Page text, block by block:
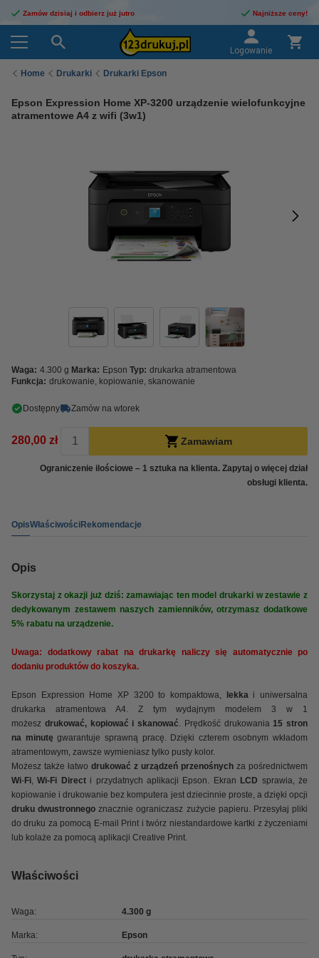
Zamów dzisiaj i odbierz już jutro Najniższe ceny!
Logowanie
Home Drukarki Drukarki Epson
Epson Expression Home XP-3200 urządzenie wielofunkcyjne
atramentowe A4 z wifi (3w1)
Waga: 4.300 g Marka: Epson Typ: drukarka atramentowa
Funkcja: drukowanie, kopiowanie, skanowanie
Dostępny Zamów na wtorek
280,00 zł Zamawiam
Ograniczenie ilościowe – 1 sztuka na klienta. Zapytaj o więcej dział
obsługi klienta.
OpisWłaściwościRekomendacje
Opis
Skorzystaj z okazji już dziś: zamawiając ten model drukarki w zestawie z
dedykowanym zestawem naszych zamienników, otrzymasz dodatkowe
5% rabatu na urządzenie.
Uwaga: dodatkowy rabat na drukarkę naliczy się automatycznie po
dodaniu produktów do koszyka.
Epson Expression Home XP 3200 to kompaktowa, lekka i uniwersalna
drukarka atramentowa A4. Z tym wydajnym modelem 3 w 1
możesz drukować, kopiować i skanować. Prędkość drukowania15 stron
na minutęgwarantuje sprawną pracę. Dzięki czterem osobnym wkładom
atramentowym, zawsze wymieniasz tylko pusty kolor.
Możesz także łatwo drukować z urządzeń przenośnych za pośrednictwem
Wi-Fi,Wi-Fi Directi przydatnych aplikacji Epson. Ekran LCD sprawia, że
kopiowanie i drukowanie bez komputera jest dziecinnie proste, a dzięki opcji
druku dwustronnego znacznie ograniczasz zużycie papieru. Przesyłaj pliki
do druku za pomocą E-mail Print i twórz niestandardowe kartki z życzeniami
lub kolaże za pomocą aplikacji Creative Print.
Właściwości
Waga: 4.300 g
Marka: Epson